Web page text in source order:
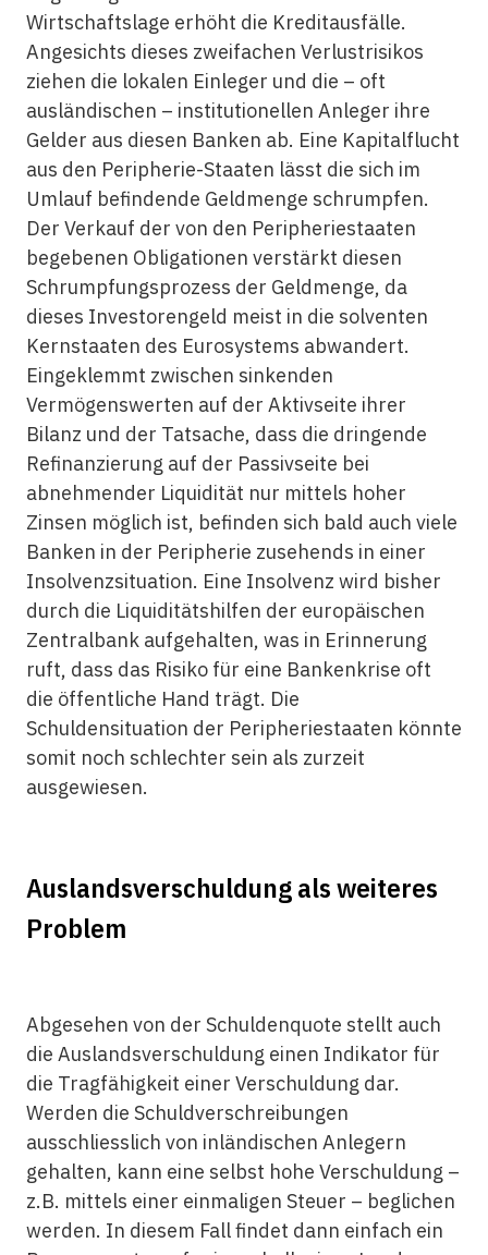
Wirtschaftslage erhöht die Kreditausfälle.
Angesichts dieses zweifachen Verlustrisikos
ziehen die lokalen Einleger und die – oft
ausländischen – institutionellen Anleger ihre
Gelder aus diesen Banken ab. Eine Kapitalflucht
aus den Peripherie-Staaten lässt die sich im
Umlauf befindende Geldmenge schrumpfen.
Der Verkauf der von den Peripheriestaaten
begebenen Obligationen verstärkt diesen
Schrumpfungsprozess der Geldmenge, da
dieses Investorengeld meist in die solventen
Kernstaaten des Eurosystems abwandert.
Eingeklemmt zwischen sinkenden
Vermögenswerten auf der Aktivseite ihrer
Bilanz und der Tatsache, dass die dringende
Refinanzierung auf der Passivseite bei
abnehmender Liquidität nur mittels hoher
Zinsen möglich ist, befinden sich bald auch viele
Banken in der Peripherie zusehends in einer
Insolvenzsituation. Eine Insolvenz wird bisher
durch die Liquiditätshilfen der europäischen
Zentralbank aufgehalten, was in Erinnerung
ruft, dass das Risiko für eine Bankenkrise oft
die öffentliche Hand trägt. Die
Schuldensituation der Peripheriestaaten könnte
somit noch schlechter sein als zurzeit
ausgewiesen.
Auslandsverschuldung als weiteres
Problem
Abgesehen von der Schuldenquote stellt auch
die Auslandsverschuldung einen Indikator für
die Tragfähigkeit einer Verschuldung dar.
Werden die Schuldverschreibungen
ausschliesslich von inländischen Anlegern
gehalten, kann eine selbst hohe Verschuldung –
z.B. mittels einer einmaligen Steuer – beglichen
werden. In diesem Fall findet dann einfach ein